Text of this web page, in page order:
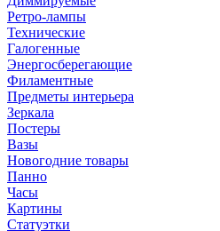
Ретро-лампы
Технические
Галогенные
Энергосберегающие
Филаментные
Предметы интерьера
Зеркала
Постеры
Вазы
Новогодние товары
Панно
Часы
Картины
Статуэтки